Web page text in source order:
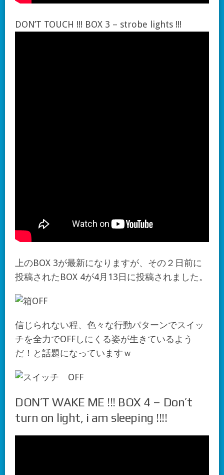
DON’T TOUCH !!! BOX 3 – strobe lights !!!
上のBOX 3が最新になりますが、その２日前に
投稿されたBOX 4が4月13日に投稿されました。
信じられない程、色々な行動パターンでスイッ
チを全力でOFFしにくる姿が生きているよう
だ！と話題になっていますｗ
DON’T WAKE ME !!! BOX 4 – Don’t
turn on light, i am sleeping !!!!